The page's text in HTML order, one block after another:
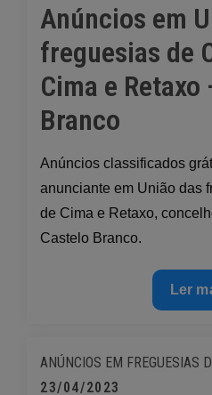
on
Anúncios em
freguesias de
Cima e
Branco
Anúncios classificados
anunciante em União das
de Cima e Retaxo,
Castelo Branco.
em
das
Ler
ANÚNCIOS EM FREGUESIAS
Posted
23/04/2023